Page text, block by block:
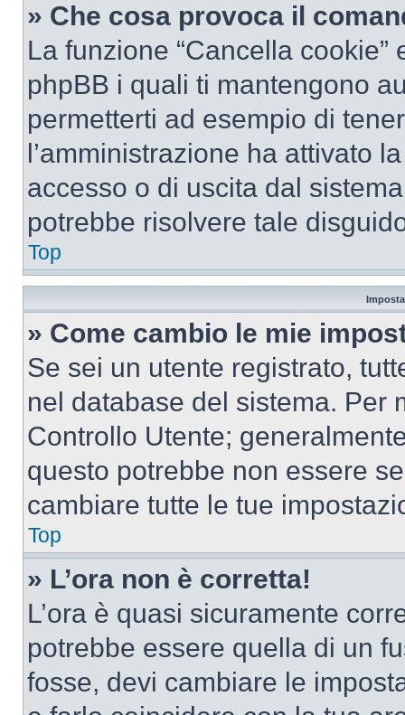
» Che cosa provoca il
La funzione “Cancella
phpBB i quali ti mantengono
permetterti ad esempio di
l’amministrazione ha attivato
accesso o di uscita dal
potrebbe risolvere tale
Top
» Come cambio le mie
Se sei un utente registrato,
nel database del sistema. Per
Controllo Utente;
questo potrebbe non essere
cambiare tutte le tue
Top
» L’ora non è corretta!
L’ora è quasi sicuramente
potrebbe essere quella di un
fosse, devi cambiare le